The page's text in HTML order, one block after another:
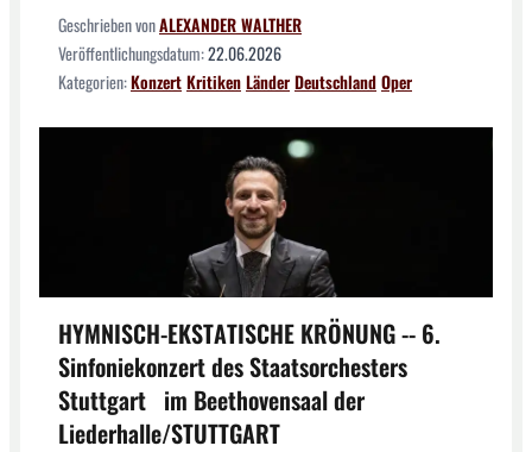
Geschrieben vonALEXANDER WALTHER
Veröffentlichungsdatum:22.06.2026
Kategorien:KonzertKritikenLänderDeutschlandOper
HYMNISCH-EKSTATISCHE KRÖNUNG -- 6.
Sinfoniekonzert des Staatsorchesters
Stuttgart im Beethovensaal der
Liederhalle/STUTTGART